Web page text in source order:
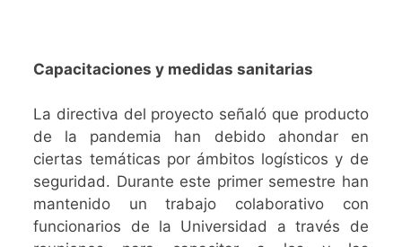
Capacitaciones y medidas sanitarias
La directiva del proyecto señaló que producto
de la pandemia han debido ahondar en
ciertas temáticas por ámbitos logísticos y de
seguridad. Durante este primer semestre han
mantenido un trabajo colaborativo con
funcionarios de la Universidad a través de